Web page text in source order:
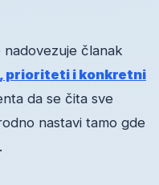
članak
prioriteti i konkretni
da se čita sve
nastavi tamo gde